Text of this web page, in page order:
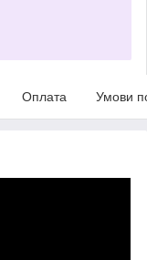
Оплата Умови